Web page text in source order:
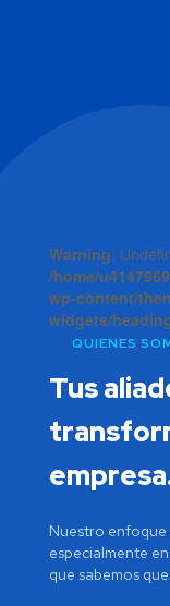
Warning:
/home/
wp-content/
widgets/
QUIENES
Tus
Nuestro enfoque
especialmente
que sabemos